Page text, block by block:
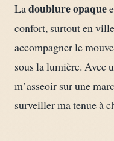
Ladoublure opaque
confort, surtout en
accompagner le
sous la lumière. Avec
m’asseoir sur une
surveiller ma tenue à